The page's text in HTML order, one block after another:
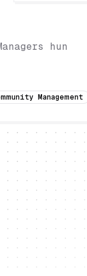
hun
Management